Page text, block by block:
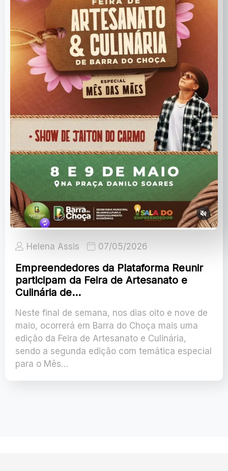
Helena Assis 07/05/2026
Empreendedores da Plataforma Reunir
participam da Feira de Artesanato e
Culinária de…
Neste final de semana, nos dias oito e nove de
maio, ocorrerá em Barra do Choça mais uma
edição da Feira de Artesanato e Culinária,
sendo a segunda edição com temática especial
para o Mês…